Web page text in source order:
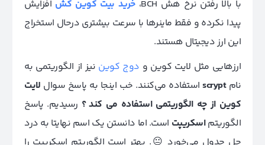
با بالا رفتن نرخ هش BCH،
خرید بیت کوین کش افزایش
پیدا نکرده و فقط ماینرها با سرعت بیشتری درحال استخراج
این ارز دیجیتال هستند.
ارزهایی مثل لایت کوین و دوج کوین نیز از الگوریتمی به
نام scrypt استفاده می‌کنند. خب اینجا به پاسخ سوال لایت
کوین از چه الگوریتمی استفاده می‌ کند ؟ رسیدیم. پاسخ
الگوریتماسکریپت است. اما دانستن یک اسم نهایتا به درد